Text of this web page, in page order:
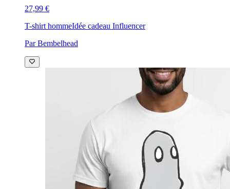
27,99 €
T-shirt hommeIdée cadeau Influencer
Par Bembelhead